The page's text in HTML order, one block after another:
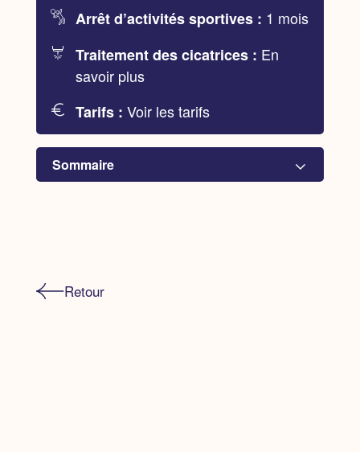
Retour
Sommaire
Avant, pendant, après...
Arrêt d’activités sportives : 1 mois
Traitement des cicatrices : En
savoir plus
Tarifs : Voir les tarifs